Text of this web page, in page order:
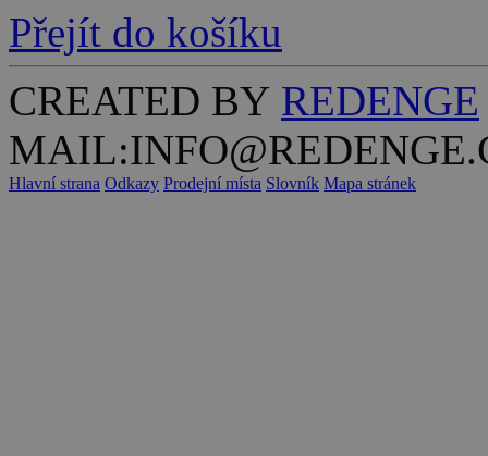
Přejít do košíku
CREATED BY REDENGE
Hlavní strana Odkazy Prodejní místa Slovník Mapa stránek